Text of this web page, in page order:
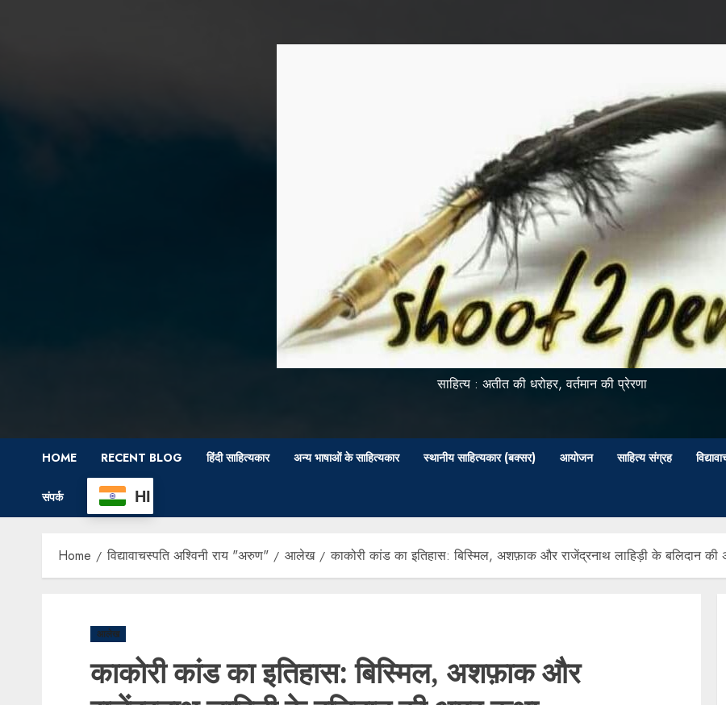
साहित्य : अतीत की धरोहर, वर्तमान की प्रेरणा
HOME RECENT BLOG हिंदी साहित्यकार अन्य भाषाओं के साहित्यकार स्थानीय साहित्यकार (बक्सर) आयोजन साहित्य संग्रह
संपर्क HI
Home विद्यावाचस्पति अश्विनी राय "अरुण" आलेख काकोरी कांड का इतिहास: बिस्मिल, अशफ़ाक और राजेंद्रनाथ लाहिड़ी के बलिदान
आलेख
काकोरी कांड का इतिहास: बिस्मिल, अशफ़ाक और